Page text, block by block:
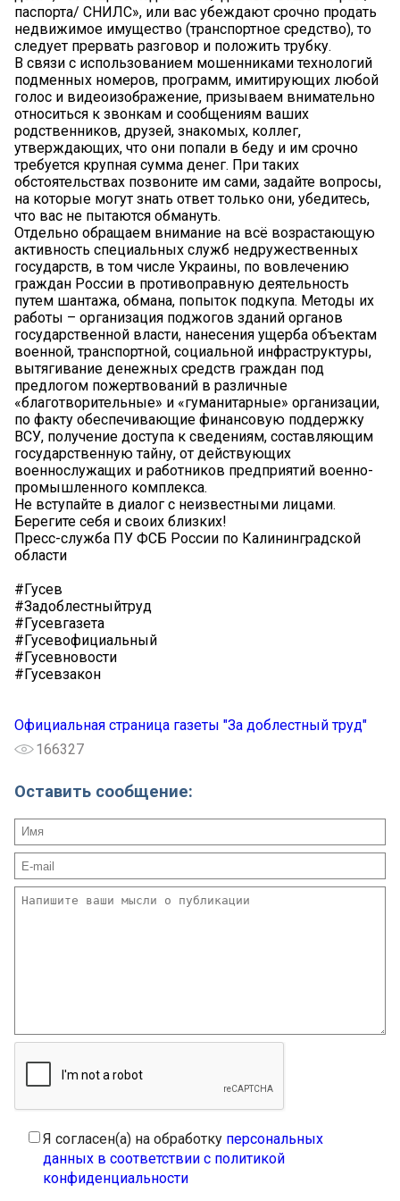
паспорта/ СНИЛС», или вас убеждают срочно продать
недвижимое имущество (транспортное средство), то
следует прервать разговор и положить трубку.
В связи с использованием мошенниками технологий
подменных номеров, программ, имитирующих любой
голос и видеоизображение, призываем внимательно
относиться к звонкам и сообщениям ваших
родственников, друзей, знакомых, коллег,
утверждающих, что они попали в беду и им срочно
требуется крупная сумма денег. При таких
обстоятельствах позвоните им сами, задайте вопросы,
на которые могут знать ответ только они, убедитесь,
что вас не пытаются обмануть.
Отдельно обращаем внимание на всё возрастающую
активность специальных служб недружественных
государств, в том числе Украины, по вовлечению
граждан России в противоправную деятельность
путем шантажа, обмана, попыток подкупа. Методы их
работы – организация поджогов зданий органов
государственной власти, нанесения ущерба объектам
военной, транспортной, социальной инфраструктуры,
вытягивание денежных средств граждан под
предлогом пожертвований в различные
«благотворительные» и «гуманитарные» организации,
по факту обеспечивающие финансовую поддержку
ВСУ, получение доступа к сведениям, составляющим
государственную тайну, от действующих
военнослужащих и работников предприятий военно-
промышленного комплекса.
Не вступайте в диалог с неизвестными лицами.
Берегите себя и своих близких!
Пресс-служба ПУ ФСБ России по Калининградской
области
#Гусев
#Задоблестныйтруд
#Гусевгазета
#Гусевофициальный
#Гусевновости
#Гусевзакон
Официальная страница газеты "За доблестный труд"
166327
Оставить сообщение:
Я согласен(а) на обработку персональных
данных в соответствии с политикой
конфиденциальности